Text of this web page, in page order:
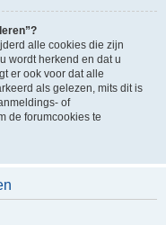
alle cookies die zijn
wordt herkend en dat u
er ook voor dat alle
als gelezen, mits dit is
of
de forumcookies te